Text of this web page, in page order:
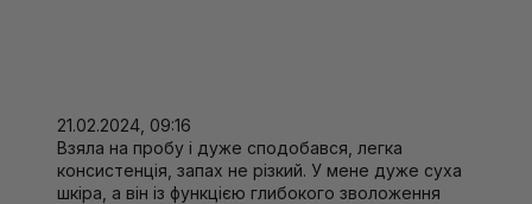
21.02.2024, 09:16
Взяла на пробу і дуже сподобався, легка
консистенція, запах не різкий. У мене дуже суха
шкіра, а він із функцією глибокого зволоження